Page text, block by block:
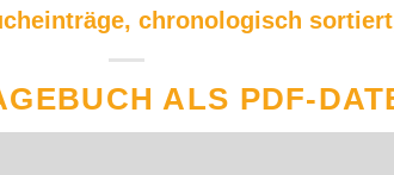
chronologisch
ALS PDF-